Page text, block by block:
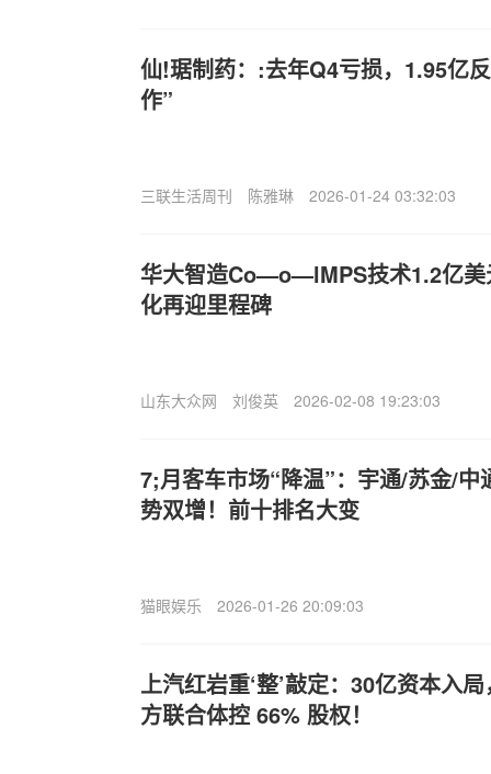
仙!琚制药：:去年Q4亏损，1.95亿
作”
三联生活周刊 陈雅琳 2026-01-24 03:32:03
华大智造Co—o—lMPS技术1.2亿美
化再迎里程碑
山东大众网 刘俊英 2026-02-08 19:23:03
7;月客车市场“降温”：宇通/苏金/中
势双增！前十排名大变
猫眼娱乐 2026-01-26 20:09:03
上汽红岩重‘整’敲定：30亿资本入
方联合体控 66% 股权！